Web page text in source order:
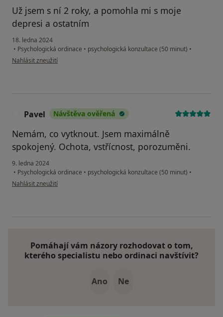
Už jsem s ní 2 roky, a pomohla mi s moje
depresi a ostatním
18. ledna 2024
• Psychologická ordinace • psychologická konzultace (50 minut) •
podle názoru uživatele EP
Nahlásit zneužití
Pavel Návštěva ověřená
Nemám, co vytknout. Jsem maximálně
spokojený. Ochota, vstřícnost, porozuměni.
9. ledna 2024
• Psychologická ordinace • psychologická konzultace (50 minut) •
podle názoru uživatele Pavel
Nahlásit zneužití
Pomáhají vám názory rozhodovat o tom,
kterého specialistu nebo ordinaci navštívit?
Ano Ne